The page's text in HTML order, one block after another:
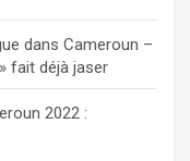
dans Cameroun –
fait déjà jaser
2022 :